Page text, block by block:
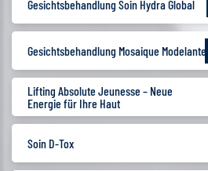
Gesichtsbehandlung Soin Hydra Global
Gesichtsbehandlung Mosaique Modelante
Lifting Absolute Jeunesse – Neue
Energie für Ihre Haut
Soin D-Tox